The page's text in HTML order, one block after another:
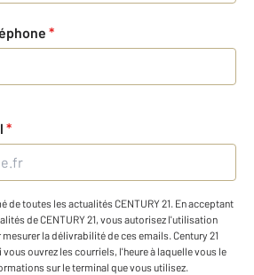
*
*
de toutes les actualités CENTURY 21. En acceptant
de CENTURY 21, vous autorisez l'utilisation
la délivrabilité de ces emails. Century 21
ouvrez les courriels, l'heure à laquelle vous le
sur le terminal que vous utilisez.